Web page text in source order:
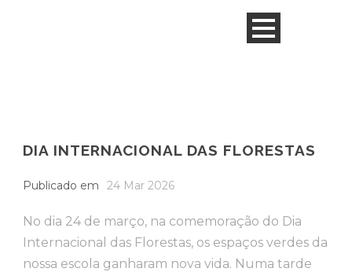
DIA INTERNACIONAL DAS FLORESTAS
Publicado em 24 Mar 2026
No dia 24 de março, na comemoração do Dia
Internacional das Florestas, os espaços verdes da
nossa escola ganharam nova vida. Numa tarde